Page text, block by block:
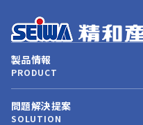
製品情報
PRODUCT
問題解決提案
SOLUTION